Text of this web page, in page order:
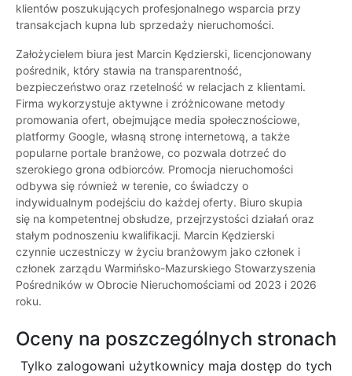
klientów poszukujących profesjonalnego wsparcia przy
transakcjach kupna lub sprzedaży nieruchomości.
Założycielem biura jest Marcin Kędzierski, licencjonowany
pośrednik, który stawia na transparentność,
bezpieczeństwo oraz rzetelność w relacjach z klientami.
Firma wykorzystuje aktywne i zróżnicowane metody
promowania ofert, obejmujące media społecznościowe,
platformy Google, własną stronę internetową, a także
popularne portale branżowe, co pozwala dotrzeć do
szerokiego grona odbiorców. Promocja nieruchomości
odbywa się również w terenie, co świadczy o
indywidualnym podejściu do każdej oferty. Biuro skupia
się na kompetentnej obsłudze, przejrzystości działań oraz
stałym podnoszeniu kwalifikacji. Marcin Kędzierski
czynnie uczestniczy w życiu branżowym jako członek i
członek zarządu Warmińsko-Mazurskiego Stowarzyszenia
Pośredników w Obrocie Nieruchomościami od 2023 i 2026
roku.
Oceny na poszczególnych stronach
Tylko zalogowani użytkownicy maja dostęp do tych